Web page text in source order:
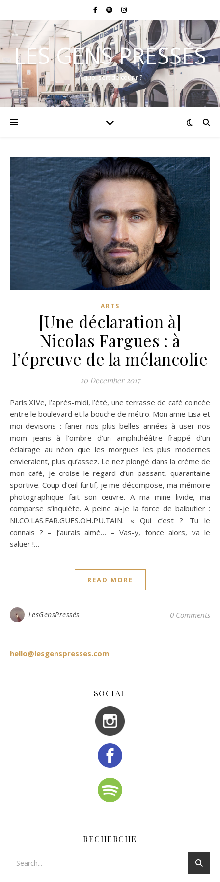
LES GENS PRESSÉS
A quoi sert de courir ?
ARTS
[Une déclaration à]
Nicolas Fargues : à
l’épreuve de la mélancolie
20 December 2017
Paris XIVe, l’après-midi, l’été, une terrasse de café coincée
entre le boulevard et la bouche de métro. Mon amie Lisa et
moi devisons : faner nos plus belles années à user nos
mom jeans à l’ombre d’un amphithéâtre frappé d’un
éclairage au néon que les morgues les plus modernes
envieraient, plus qu’assez. Le nez plongé dans la crème de
mon café, je croise le regard d’un passant, quarantaine
sportive. Coup d’œil furtif, je me décompose, ma mémoire
photographique fait son œuvre. A ma mine livide, ma
comparse s’inquiète. A peine ai-je la force de balbutier :
NI.CO.LAS.FAR.GUES.OH.PU.TAIN. « Qui c’est ? Tu le
connais ? – J’aurais aimé… – Vas-y, fonce alors, va le
saluer !…
READ MORE
LesGensPressés 0 Comments
hello@lesgenspresses.com
SOCIAL
RECHERCHE